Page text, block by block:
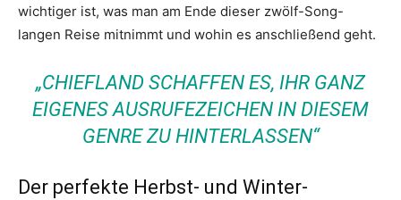
wichtiger ist, was man am Ende dieser zwölf-Song-
langen Reise mitnimmt und wohin es anschließend geht.
„CHIEFLAND SCHAFFEN ES, IHR GANZ
EIGENES AUSRUFEZEICHEN IN DIESEM
GENRE ZU HINTERLASSEN“
Der perfekte Herbst- und Winter-